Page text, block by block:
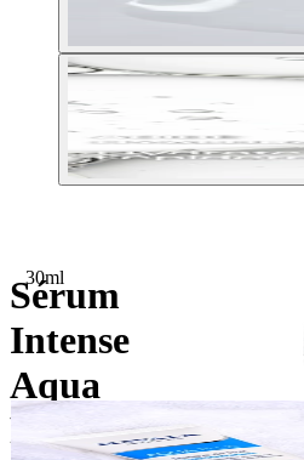
Sérum
Intense
Aqua
Plus
30ml